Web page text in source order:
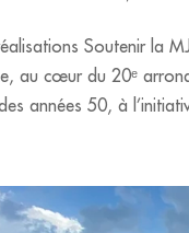
Soutenir la
au cœur du 20ᵉ
années 50, à